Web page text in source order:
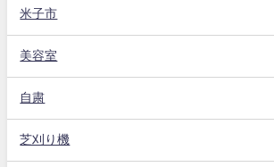
米子市
美容室
自粛
芝刈り機